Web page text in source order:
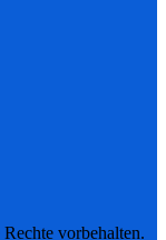
vorbehalten.